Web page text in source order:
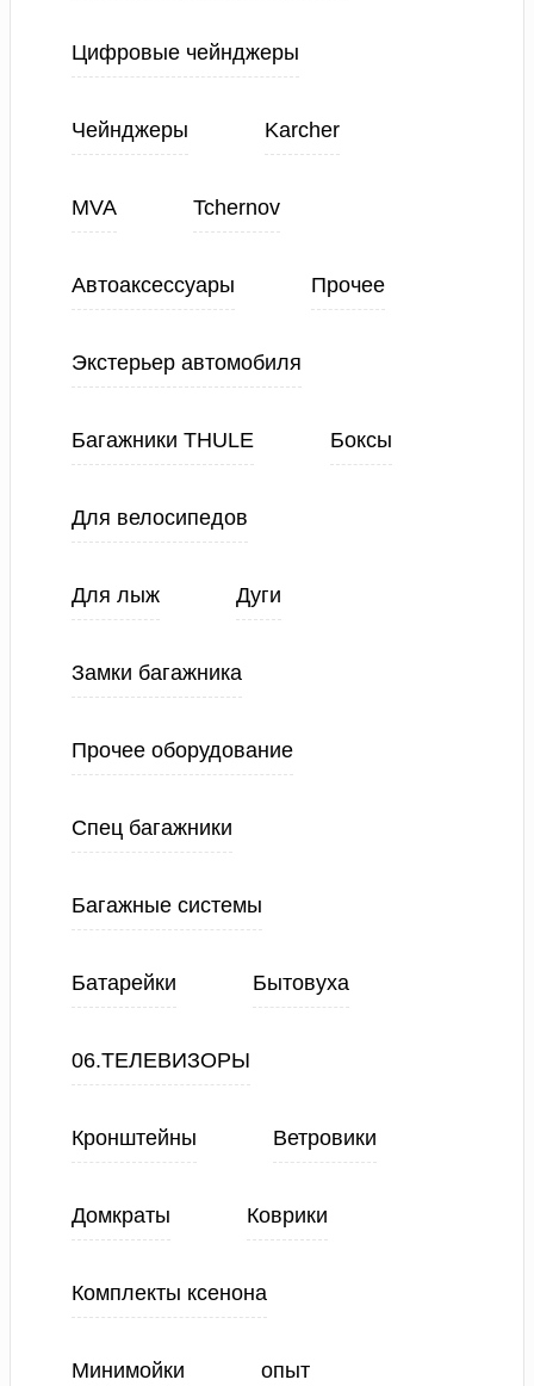
Цифровые чейнджеры
Чейнджеры Karcher
MVA Tchernov
Автоаксессуары Прочее
Экстерьер автомобиля
Багажники THULE Боксы
Для велосипедов
Для лыж Дуги
Замки багажника
Прочее оборудование
Спец багажники
Багажные системы
Батарейки Бытовуха
06.ТЕЛЕВИЗОРЫ
Кронштейны Ветровики
Домкраты Коврики
Комплекты ксенона
Минимойки опыт